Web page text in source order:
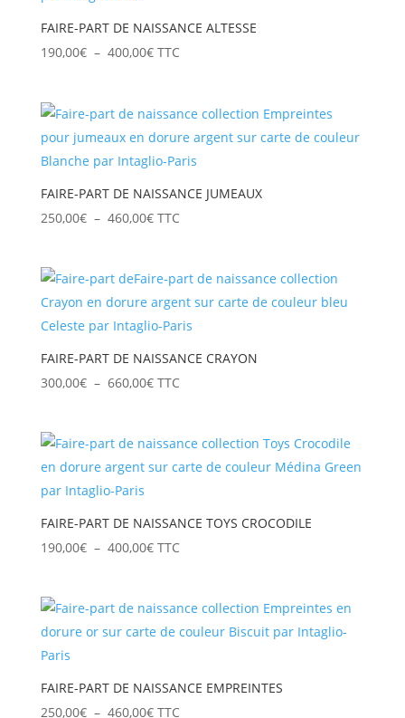
FAIRE-PART DE NAISSANCE ALTESSE
190,00€ – 400,00€Plage
190,00€
à
400,00€
TTC
FAIRE-PART DE NAISSANCE JUMEAUX
250,00€ – 460,00€Plage
250,00€
à
460,00€
TTC
FAIRE-PART DE NAISSANCE CRAYON
300,00€ – 660,00€Plage
300,00€
à
TTC
FAIRE-PART DE NAISSANCE TOYS CROCODILE
190,00€ – 400,00€Plage
190,00€
à
TTC
FAIRE-PART DE NAISSANCE EMPREINTES
250,00€ – 460,00€Plage
TTC